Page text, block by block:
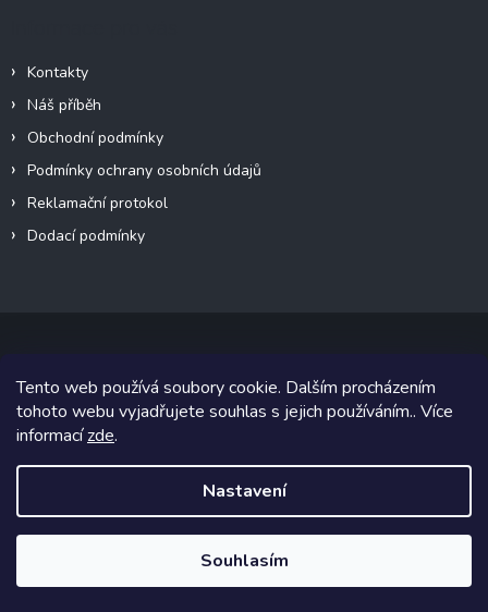
Tento web používá soubory cookie. Dalším procházením
tohoto webu vyjadřujete souhlas s jejich používáním.. Více
informacízde.
Nastavení
Souhlasím
Kontakty
Náš příběh
Obchodní podmínky
Podmínky ochrany osobních údajů
Reklamační protokol
Dodací podmínky
Copyright 2026VeteránMoto s.r.o.. Všechna práva vyhrazena.
Grafický návrh vytvořil a na Shoptet implementoval
Shoptetak.cz.
Vytvořil Shoptet